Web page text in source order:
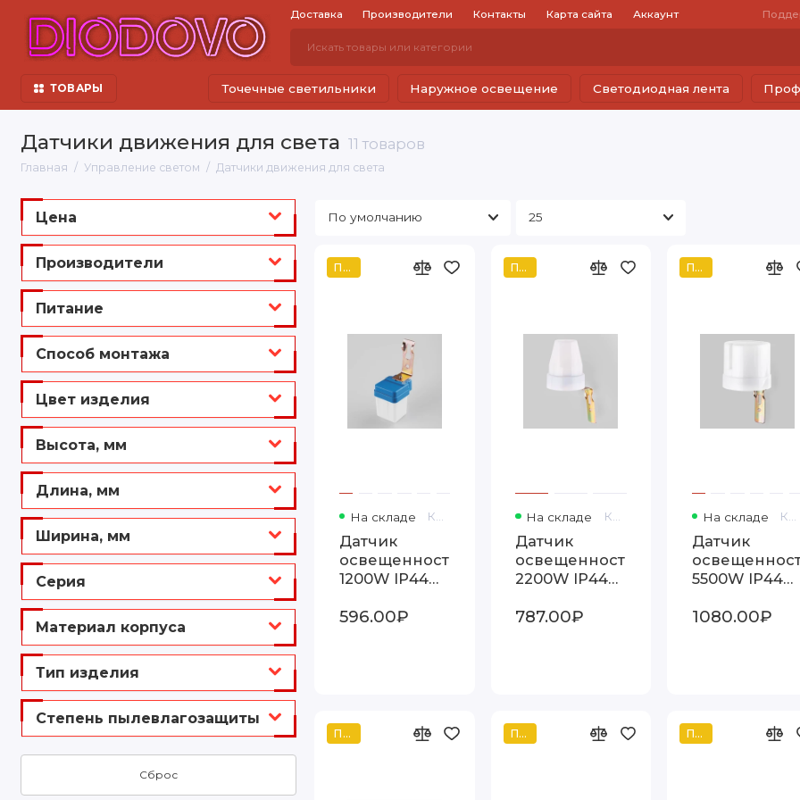
Доставка Производители Контакты Карта сайта Аккаунт
ТОВАРЫ Точечные светильники Наружное освещение Светодиодная лента
Датчики движения для света 11 товаров
Главная Управление светом Датчики движения для света
Цена
Производители
Питание
Способ монтажа
Цвет изделия
Высота, мм
Длина, мм
Ширина, мм
Серия
Материал корпуса
Тип изделия
Степень пылевлагозащиты
Сброс
Популярный
На складе Код товара: 8986
Датчик
освещенности
1200W IP44
белый
596.00₽
Популярный
На складе Код товара: 8951
Датчик
освещенности
2200W IP44
белый
787.00₽
Популярный
На складе Код товара: 8952
Датчик
5500W IP44
белый
1080.00₽
Популярный Популярный Популярный